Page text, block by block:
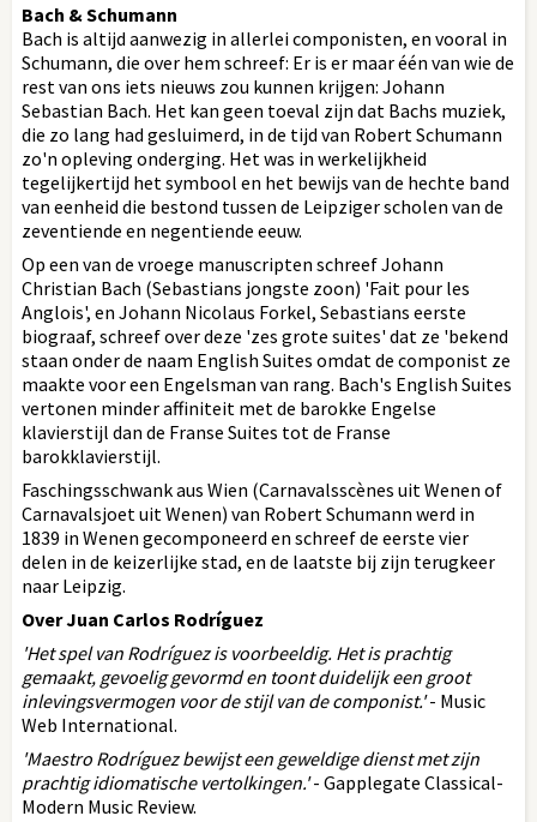
Bach & Schumann
Bach is altijd aanwezig in allerlei componisten, en vooral in
Schumann, die over hem schreef: Er is er maar één van wie de
rest van ons iets nieuws zou kunnen krijgen: Johann
Sebastian Bach. Het kan geen toeval zijn dat Bachs muziek,
die zo lang had gesluimerd, in de tijd van Robert Schumann
zo'n opleving onderging. Het was in werkelijkheid
tegelijkertijd het symbool en het bewijs van de hechte band
van eenheid die bestond tussen de Leipziger scholen van de
zeventiende en negentiende eeuw.
Op een van de vroege manuscripten schreef Johann
Christian Bach (Sebastians jongste zoon) 'Fait pour les
Anglois', en Johann Nicolaus Forkel, Sebastians eerste
biograaf, schreef over deze 'zes grote suites' dat ze 'bekend
staan onder de naam English Suites omdat de componist ze
maakte voor een Engelsman van rang. Bach's English Suites
vertonen minder affiniteit met de barokke Engelse
klavierstijl dan de Franse Suites tot de Franse
barokklavierstijl.
Faschingsschwank aus Wien (Carnavalsscènes uit Wenen of
Carnavalsjoet uit Wenen) van Robert Schumann werd in
1839 in Wenen gecomponeerd en schreef de eerste vier
delen in de keizerlijke stad, en de laatste bij zijn terugkeer
naar Leipzig.
Over Juan Carlos Rodríguez
'Het spel van Rodríguez is voorbeeldig. Het is prachtig
gemaakt, gevoelig gevormd en toont duidelijk een groot
inlevingsvermogen voor de stijl van de componist.'- Music
Web International.
'Maestro Rodríguez bewijst een geweldige dienst met zijn
prachtig idiomatische vertolkingen.'- Gapplegate Classical-
Modern Music Review.